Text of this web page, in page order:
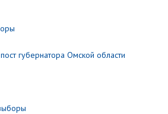
губернатора Омской области